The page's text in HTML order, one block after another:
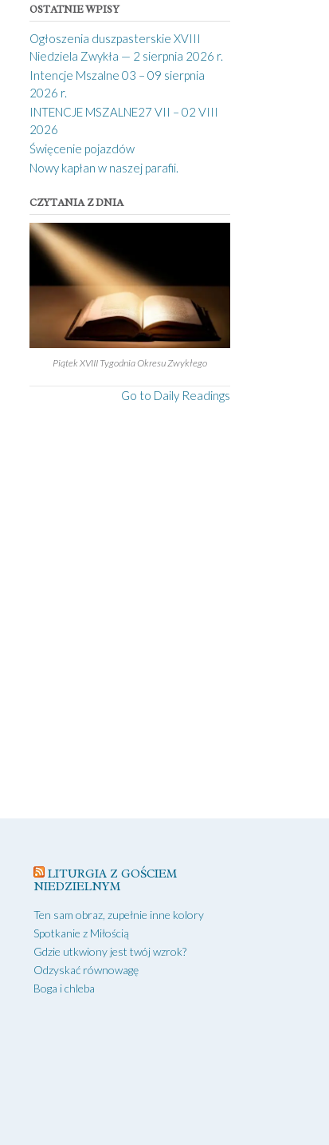
OSTATNIE WPISY
Ogłoszenia duszpasterskie XVIII
Niedziela Zwykła — 2 sierpnia 2026 r.
Intencje Mszalne 03 – 09 sierpnia
2026 r.
INTENCJE MSZALNE27 VII – 02 VIII
2026
Święcenie pojazdów
Nowy kapłan w naszej parafii.
CZYTANIA Z DNIA
Piątek XVIII Tygodnia Okresu Zwykłego
Go to Daily Readings
LITURGIA Z GOŚCIEM
NIEDZIELNYM
Ten sam obraz, zupełnie inne kolory
Spotkanie z Miłością
Gdzie utkwiony jest twój wzrok?
Odzyskać równowagę
Boga i chleba